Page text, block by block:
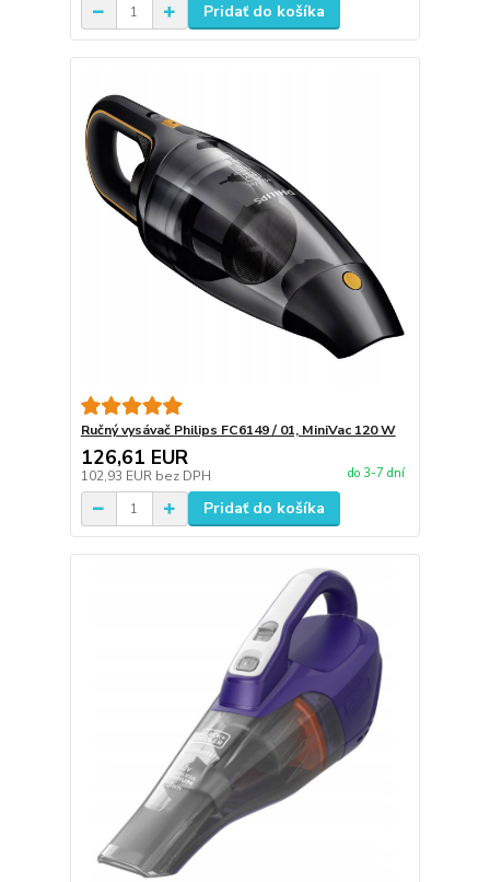
Pridať do košíka
Ručný vysávač Philips FC6149 / 01, MiniVac 120 W
126,61 EUR
102,93 EUR bez DPH do 3-7 dní
Pridať do košíka